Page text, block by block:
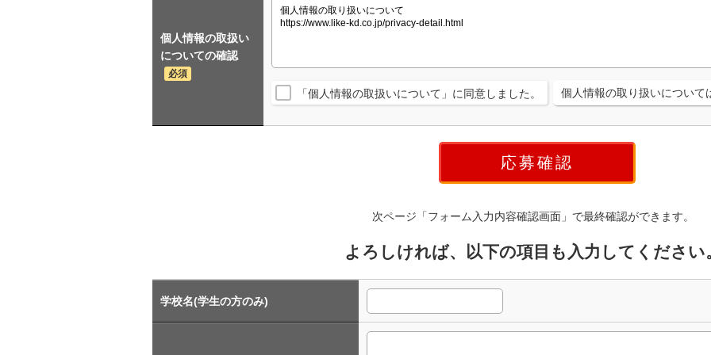
個人情報の取扱い
についての確認
必須
「個人情報の取扱いについて」に同意しました。 個人情報の取り扱いについて
次ページ「フォーム入力内容確認画面」で最終確認ができます。
よろしければ、以下の項目も入力してください
学校名(学生の方のみ)